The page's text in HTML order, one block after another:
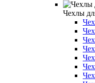
Чехлы